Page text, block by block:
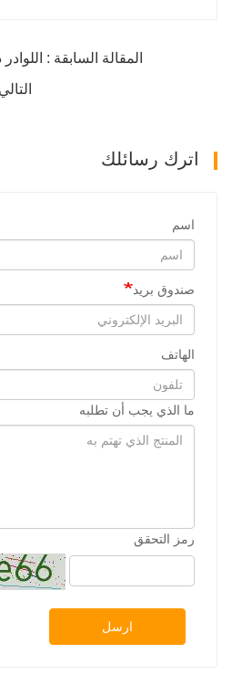
المقالة السابقة :
اترك رسائلك
اسم
صندوق بريد
الهاتف
ما الذي يجب أن تطلبه
رمز التحقق
ارسل